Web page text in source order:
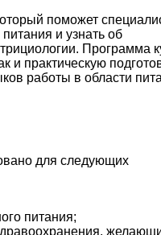
поможет
и узнать об
Программа
и практическую
работы в области
для следующих
питания;